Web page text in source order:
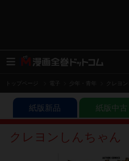
トップページ 少年・青年 クレヨ
紙版新品 紙版中古
クレヨンしんちゃ